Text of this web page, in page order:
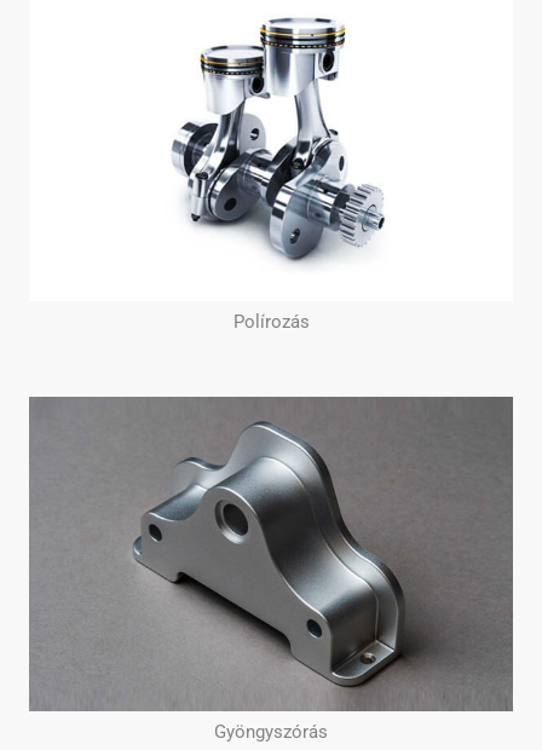
Polírozás
Gyöngyszórás